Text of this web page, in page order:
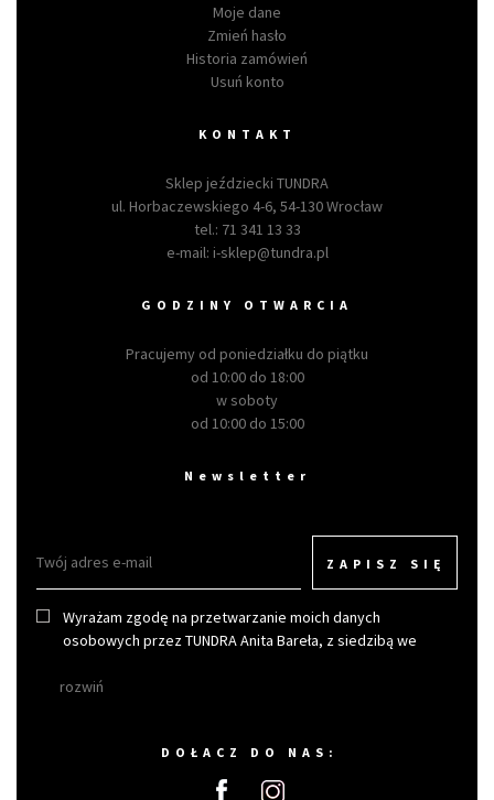
Moje dane
Zmień hasło
Historia zamówień
Usuń konto
KONTAKT
Sklep jeździecki TUNDRA
ul. Horbaczewskiego 4-6, 54-130 Wrocław
tel.: 71 341 13 33
e-mail: i-sklep@tundra.pl
GODZINY OTWARCIA
Pracujemy od poniedziałku do piątku
od 10:00 do 18:00
w soboty
od 10:00 do 15:00
Newsletter
ZAPISZ SIĘ
Wyrażam zgodę na przetwarzanie moich danych
osobowych przez TUNDRA Anita Bareła, z siedzibą we
rozwiń
DOŁACZ DO NAS: